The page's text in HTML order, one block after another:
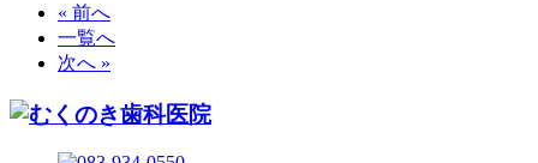
« 前へ
一覧へ
次へ »